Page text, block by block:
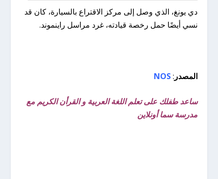
دي يونغ، الذي وصل إلى مركز الاقتراع بالسيارة، كان قد
نسي أيضًا حمل رخصة قيادته، غرد مراسل راينموند.
المصدر :
NOS
ساعد طفلك على تعلم اللغة العربية و القرأن الكريم مع
مدرسة سما أونلاين